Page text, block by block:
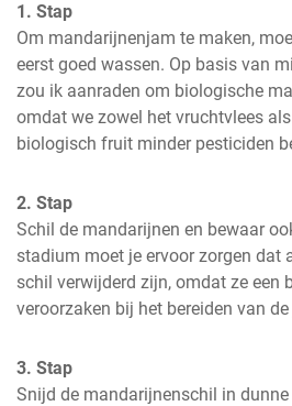
1. Stap
Om mandarijnenjam te maken,
eerst goed wassen. Op basis van
zou ik aanraden om biologische
omdat we zowel het vruchtvlees
biologisch fruit minder pesticiden
2. Stap
Schil de mandarijnen en bewaar
stadium moet je ervoor zorgen dat
schil verwijderd zijn, omdat ze een
veroorzaken bij het bereiden van
3. Stap
Snijd de mandarijnenschil in